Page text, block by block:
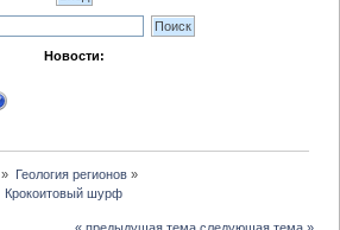
Новости:
» Геология регионов»
Крокоитовый шурф